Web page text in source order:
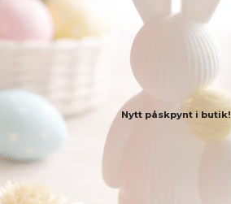
Nytt påskpynt i butik!